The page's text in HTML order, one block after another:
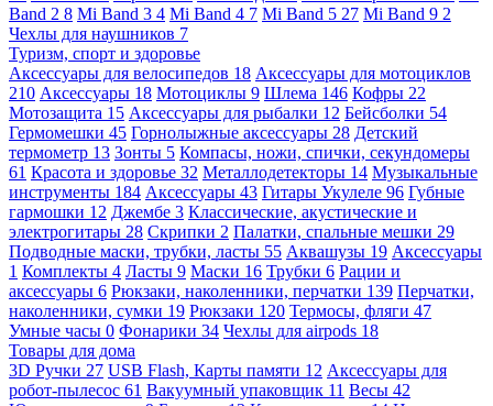
Band 2 8 Mi Band 3 4 Mi Band 4 7 Mi Band 5 27 Mi Band 9 2
Чехлы для наушников 7
Туризм, спорт и здоровье
Аксессуары для велосипедов 18 Аксессуары для мотоциклов
210 Аксессуары 18 Мотоциклы 9 Шлема 146 Кофры 22
Мотозащита 15 Аксессуары для рыбалки 12 Бейсболки 54
Гермомешки 45 Горнолыжные аксессуары 28 Детский
термометр 13 Зонты 5 Компасы, ножи, спички, секундомеры
61 Красота и здоровье 32 Металлодетекторы 14 Музыкальные
инструменты 184 Аксессуары 43 Гитары Укулеле 96 Губные
гармошки 12 Джембе 3 Классические, акустические и
электрогитары 28 Скрипки 2 Палатки, спальные мешки 29
Подводные маски, трубки, ласты 55 Аквашузы 19 Аксессуары
1 Комплекты 4 Ласты 9 Маски 16 Трубки 6 Рации и
аксессуары 6 Рюкзаки, наколенники, перчатки 139 Перчатки,
наколенники, сумки 19 Рюкзаки 120 Термосы, фляги 47
Умные часы 0 Фонарики 34 Чехлы для airpods 18
Товары для дома
3D Ручки 27 USB Flash, Карты памяти 12 Аксессуары для
робот-пылесос 61 Вакуумный упаковщик 11 Весы 42